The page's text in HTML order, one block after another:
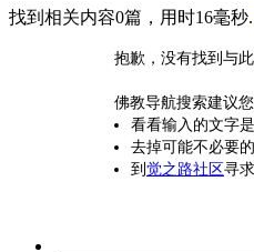
找到相关内容0篇，用时16毫秒.
抱歉，没有找到与此
佛教导航搜索建议您
看看输入的文字
去掉可能不必要
到 觉之路社区寻